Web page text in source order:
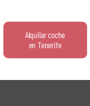
Alquilar coche
en Tenerife